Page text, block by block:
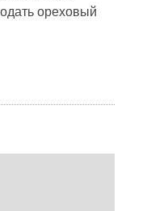
ореховый